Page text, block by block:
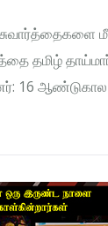
தமிழ்
16